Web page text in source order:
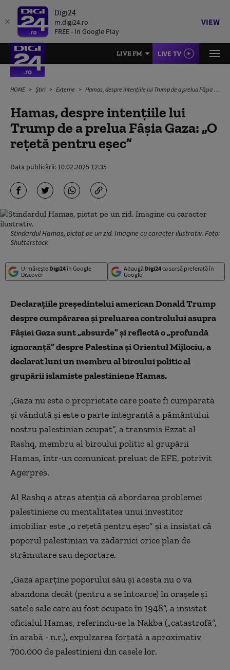
Digi24
m.digi24.ro
FREE - In Google Play
VIEW
LIVE FM LIVE TV
HOME Știri Externe Hamas, despre intențiile lui Trump de a prelua Fâșia Gaza: „O reţetă pentru eşec”
Hamas, despre intențiile lui
Trump de a prelua Fâșia Gaza: „O
reţetă pentru eşec”
Data publicării: 10.02.2025 12:35
Stindardul Hamas, pictat pe un zid. Imagine cu caracter ilustrativ. Foto:
Shutterstock
Urmărește Digi24în Google
Discover
Adaugă Digi24ca sursă preferată în
Google
Declaraţiile preşedintelui american Donald Trump
despre cumpărarea şi preluarea controlului asupra
Fâşiei Gaza sunt „absurde” şi reflectă o „profundă
ignoranţă” despre Palestina şi Orientul Mijlociu, a
declarat luni un membru al biroului politic al
grupării islamiste palestiniene Hamas.
„Gaza nu este o proprietate care poate fi cumpărată
şi vândută şi este o parte integrantă a pământului
nostru palestinian ocupat”, a transmis Ezzat al
Rashq, membru al biroului politic al grupării
Hamas, într-un comunicat preluat de EFE, potrivit
Agerpres.
Al Rashq a atras atenţia că abordarea problemei
palestiniene cu mentalitatea unui investitor
imobiliar este „o reţetă pentru eşec” şi a insistat că
poporul palestinian va zădărnici orice plan de
strămutare sau deportare.
„Gaza aparţine poporului său şi acesta nu o va
abandona decât (pentru a se întoarce) în oraşele şi
satele sale care au fost ocupate în 1948”, a insistat
oficialul Hamas, referindu-se la Nakba („catastrofă”,
în arabă - n.r.), expulzarea forţată a aproximativ
700.000 de palestinieni din casele lor.